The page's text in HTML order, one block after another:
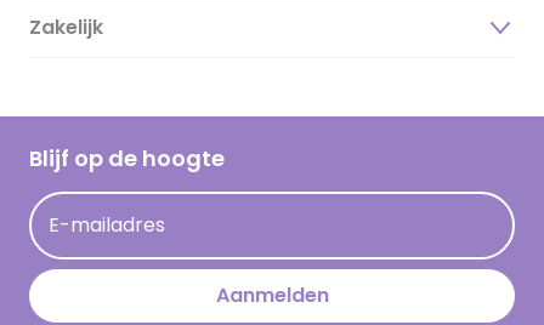
Duurzaamheid
Hallmark Kaartclub
Acties
Persberichten
Hallmark en Kinderpostzegels
Magazine
Cadeau inspiratie
Kaartinspiratie
Zakelijk
Blijf op de hoogte
E-mailadres
Aanmelden